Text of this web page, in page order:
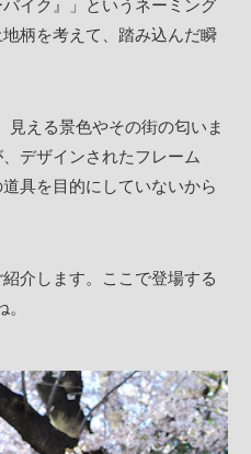
イク』」というネーミング
柄を考えて、踏み込んだ瞬
見える景色やその街の匂いま
デザインされたフレーム
具を目的にしていないから
介します。ここで登場する